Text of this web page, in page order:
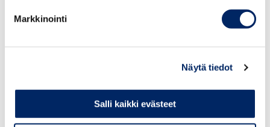
Markkinointi
Näytä tiedot
Salli kaikki evästeet
isyystavoitteissa puhutaan vuoden
2023 lopusta.Lakihankkeiden valmistelu ja